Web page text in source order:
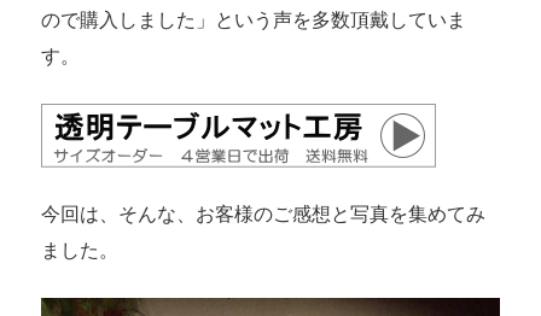
ので購入しました」という声を多数頂戴していま
す。
今回は、そんな、お客様のご感想と写真を集めてみ
ました。